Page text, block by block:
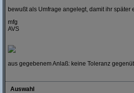
bewußt als Umfrage angelegt, damit ihr
mfg
AVS
aus gegebenem Anlaß: keine Toleranz
Auswahl